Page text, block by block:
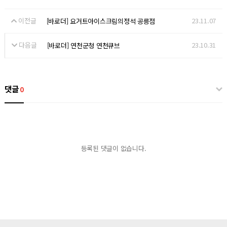
이전글 [바로더] 요거트아이스크림의정석 공릉점 23.11.07
다음글 [바로더] 연천군청 연천큐브 23.10.31
댓글0
등록된 댓글이 없습니다.